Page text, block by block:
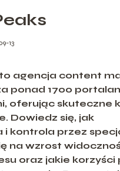
13
agencja content
ponad 1700
oferując skuteczne
Dowiedz się, jak
i kontrola przez
na wzrost
oraz jakie korzyści